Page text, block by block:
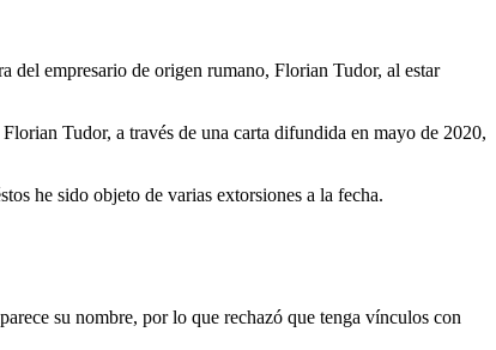
del empresario de origen rumano, Florian Tudor, al estar
Tudor, a través de una carta difundida en mayo de 2020,
he sido objeto de varias extorsiones a la fecha.
su nombre, por lo que rechazó que tenga vínculos con